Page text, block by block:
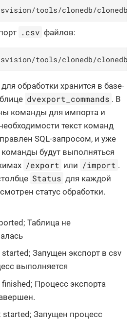
tools/clonedb/
.csv файлов:
tools/clonedb/
обработки хранится в базе-
dvexport_commands . В
команды для импорта и
текст команд
SQL-запросом, и уже
будут выполняться
/export или /import .
Status для каждой
статус обработки.
Таблица не
Запущен экспорт в csv
выполняется
Процесс экспорта
Запущен процесс